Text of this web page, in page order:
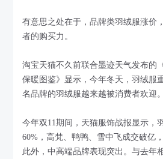
有意思之处在于，品牌类羽绒服涨价
者的购买力。
淘宝天猫不久前联合墨迹天气发布的
保暖图鉴》显示，今年冬天，羽绒服
名品牌的羽绒服越来越被消费者欢迎。
今年双11期间，天猫服饰战报显示，
60%，高梵、鸭鸭、雪中飞成交破亿
此外，中高端品牌表现突出。与去年